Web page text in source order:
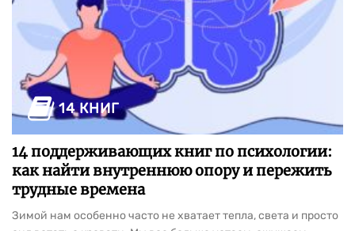
14 поддерживающих книг по психологии:
как найти внутреннюю опору и пережить
трудные времена
Зимой нам особенно часто не хватает тепла, света и просто
14 КНИГ